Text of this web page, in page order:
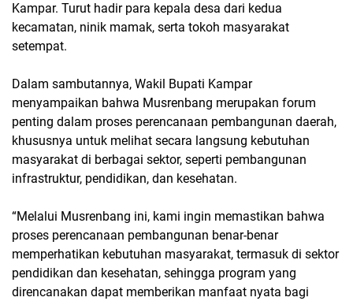
Kampar. Turut hadir para kepala desa dari kedua
kecamatan, ninik mamak, serta tokoh masyarakat
setempat.
Dalam sambutannya, Wakil Bupati Kampar
menyampaikan bahwa Musrenbang merupakan forum
penting dalam proses perencanaan pembangunan daerah,
khususnya untuk melihat secara langsung kebutuhan
masyarakat di berbagai sektor, seperti pembangunan
infrastruktur, pendidikan, dan kesehatan.
“Melalui Musrenbang ini, kami ingin memastikan bahwa
proses perencanaan pembangunan benar-benar
memperhatikan kebutuhan masyarakat, termasuk di sektor
pendidikan dan kesehatan, sehingga program yang
direncanakan dapat memberikan manfaat nyata bagi